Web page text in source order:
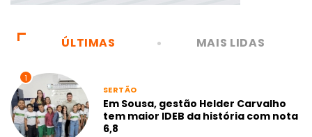
ÚLTIMAS MAIS LIDAS
1
SERTÃO
Em Sousa, gestão Helder Carvalho
tem maior IDEB da história com nota
6,8